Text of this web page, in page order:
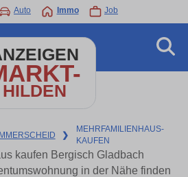
Auto Immo Job
HILDEN
❯
MEHRFAMILIENHAUS-
KAUFEN
kaufen Bergisch Gladbach
in der Nähe finden